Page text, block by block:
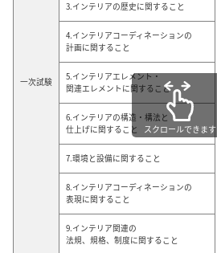
一次試験
3.インテリアの歴史に関すること
4.インテリアコーディネーションの
計画に関すること
5.インテリアエレメント・
関連エレメントに関すること
6.インテリアの構造・構法と
仕上げに関すること
7.環境と設備に関すること
8.インテリアコーディネーションの
表現に関すること
9.インテリア関連の
法規、規格、制度に関すること
スクロールできます